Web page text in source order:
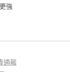
強
通報